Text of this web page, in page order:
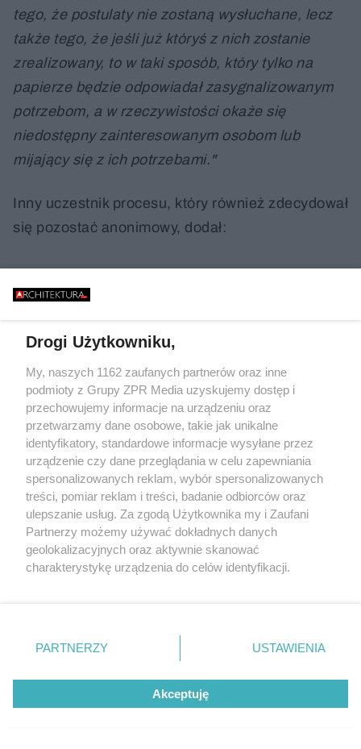
tego, że postulaty nie zostaną wysłuchane, lecz
także tego, że jeśli już któryś z nich zostanie
zrealizowany, to w taki sposób, który tylko na
papierze będzie odpowiadał zasygnalizowanym
potrzebom, a w rzeczywistości okaże się
niedostępny zainteresowanym osobom lub
mijający się z ich potrzebami."
Inny uczestnik procesu, który również zdecydował
się pozostać anonimowy, dodał:
Drogi Użytkowniku,
My, naszych 1162 zaufanych partnerów oraz inne
podmioty z Grupy ZPR Media uzyskujemy dostęp i
przechowujemy informacje na urządzeniu oraz
przetwarzamy dane osobowe, takie jak unikalne
identyfikatory, standardowe informacje wysyłane przez
urządzenie czy dane przeglądania w celu zapewniania
spersonalizowanych reklam, wybór spersonalizowanych
treści, pomiar reklam i treści, badanie odbiorców oraz
ulepszanie usług. Za zgodą Użytkownika my i Zaufani
Partnerzy możemy używać dokładnych danych
geolokalizacyjnych oraz aktywnie skanować
charakterystykę urządzenia do celów identyfikacji.
zmienić/wycofać klikając przycisk ustawień prywatności
znajdujący się w lewym dolnym rogu strony
rodzaje przetwarzania danych nie wymagają zgody
użytkownika, ale masz prawo sprzeciwić się takiemu
przetwarzaniu. Preferencje będą miały zastosowanie tylko
PARTNERZY USTAWIENIA
Akceptuję